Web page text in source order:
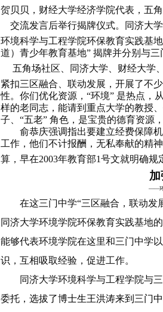
贺贝贝，财经大学经济学院代表，五
交流发言后举行揭牌仪式。同济大
环境科学与工程学院环保教育实践基
道）青少年教育基地” 揭牌并分别与三
五角场社区、同济大学、财经大学
紧扣三区融合、联动发展，开展了不
性。你们优化资源，“环境” 是热点，
样的老同志，能请到重点大学的教授
子、“五老” 角色，是宝贵的德育资源
俞恭庆强调指出要建立经费保障
工作，他们不计报酬，无私奉献的精
算，早在2003年教育部1号文就明确
——环
在这三门中学“三区融合，联动发
同济大学环境学院环保教育实践基地
能够代表环境学院在这里和三门中学
识，互相吸取经验，促进工作。
同济大学环境科学与工程学院与
委托， 选拔了博士生王洪涛来到三门